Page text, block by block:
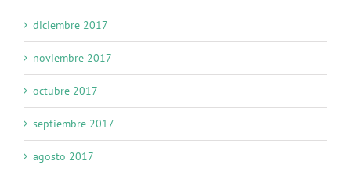
diciembre 2017
noviembre 2017
octubre 2017
septiembre 2017
agosto 2017